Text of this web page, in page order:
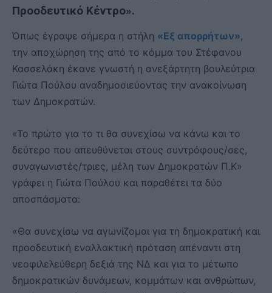
Προοδευτικό Κέντρο».
Όπως έγραψε σήμερα η στήλη «Εξ απορρήτων»,
την αποχώρηση της από το κόμμα του Στέφανου
Κασσελάκη έκανε γνωστή η ανεξάρτητη βουλεύτρια
Γιώτα Πούλου αναδημοσιεύοντας την ανακοίνωση
των Δημοκρατών.
«Το πρώτο για το τι θα συνεχίσω να κάνω και το
δεύτερο που απευθύνεται στους συντρόφους/σες,
συναγωνιστές/τριες, μέλη των Δημοκρατών Π.Κ»
γράφει η Γιώτα Πούλου και παραθέτει τα δύο
αποσπάσματα:
«Θα συνεχίσω να αγωνίζομαι για τη δημοκρατική και
προοδευτική εναλλακτική πρόταση απέναντι στη
νεοφιλελεύθερη δεξιά της ΝΔ και για το μέτωπο
δημοκρατικών δυνάμεων, κομμάτων και ανθρώπων,